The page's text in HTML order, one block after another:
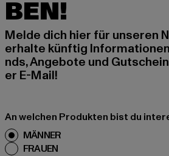
BEN!
Melde dich hier für unseren
erhalte künftig
nds, Angebote und
er E-Mail!
An welchen Produkten bist du
MÄNNER
FRAUEN